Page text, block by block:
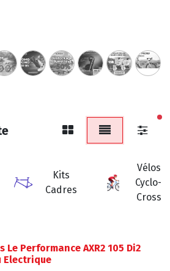
Kits
Cadres
Vélos
Cyclo-
Cross
Le Performance AXR2 105 Di2
Electrique